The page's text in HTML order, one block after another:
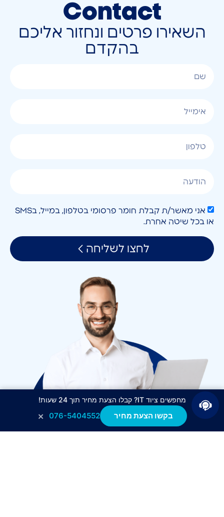
Contact
השאירו פרטים ונחזור אליכם
בהקדם
אני מאשר/ת קבלת חומר פרסומי בטלפון, במייל, בSMS
או בכל שיטה אחרת.
לחצו לשליחה
מחפשים ציוד IT? קבלו הצעת מחיר תוך 24 שעות!
בקשו הצעת מחיר 076-5404552
×